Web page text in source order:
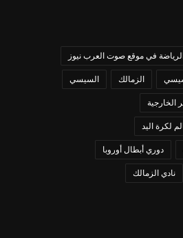
الرياضة في موقع صوت العرب نيوز
الزمالك السيسي
الخارجية
لكرة اليد
دوري أبطال أوروبا
نادي الزمالك